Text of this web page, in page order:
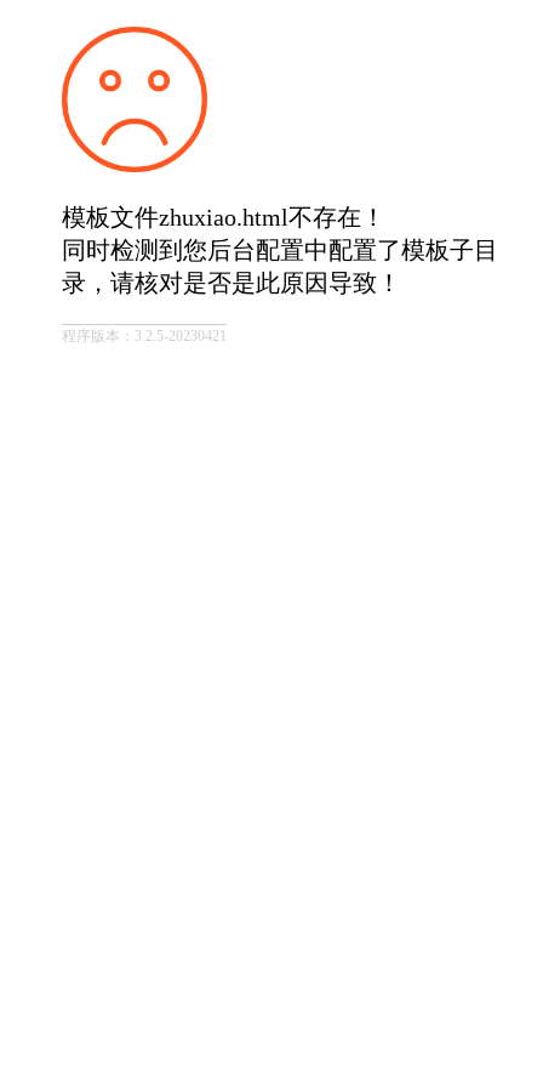
模板文件zhuxiao.html不存在！
同时检测到您后台配置中配置了模板子目
录，请核对是否是此原因导致！
程序版本：3.2.5-20230421